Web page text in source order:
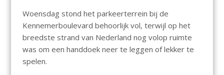
Woensdag stond het parkeerterrein bij de
Kennemerboulevard behoorlijk vol, terwijl op het
breedste strand van Nederland nog volop ruimte
was om een handdoek neer te leggen of lekker te
spelen.